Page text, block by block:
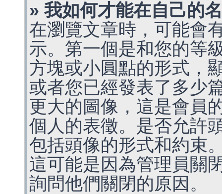
» 我如何才能在自己的
在瀏覽文章時，可能會
示。第一個是和您的等
方塊或小圓點的形式，
或者您已經發表了多少
更大的圖像，這是會員
個人的表徵。是否允許
包括頭像的形式和約束
這可能是因為管理員關
詢問他們關閉的原因。